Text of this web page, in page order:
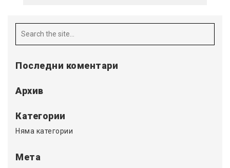
Последни коментари
Архив
Категории
Няма категории
Мета